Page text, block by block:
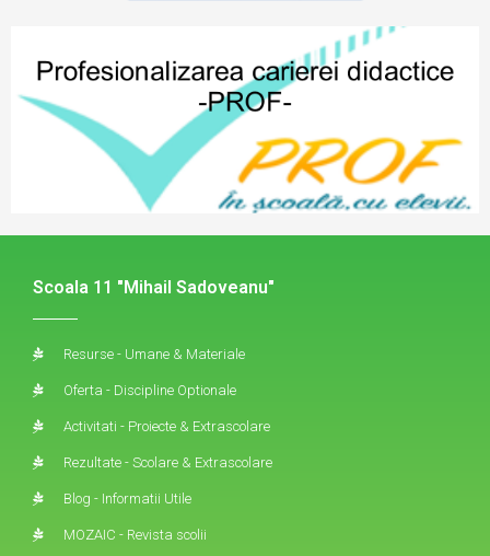
Scoala 11 "Mihail Sadoveanu"
Resurse - Umane & Materiale
Oferta - Discipline Optionale
Activitati - Proiecte & Extrascolare
Rezultate - Scolare & Extrascolare
Blog - Informatii Utile
MOZAIC - Revista scolii